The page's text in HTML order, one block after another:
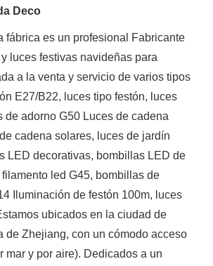
Deco
fábrica es un profesional Fabricante
luces festivas navideñas para
a la venta y servicio de varios tipos
E27/B22, luces tipo festón, luces
de adorno G50 Luces de cadena
cadena solares, luces de jardín
LED decorativas, bombillas LED de
led G45, bombillas de
Iluminación de festón 100m, luces
ubicados en la ciudad de
de Zhejiang, con un cómodo acceso
mar y por aire). Dedicados a un